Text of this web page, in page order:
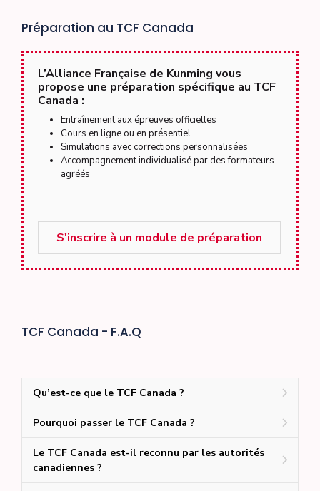
Préparation au TCF Canada
L’Alliance Française de Kunming vous
propose une préparation spécifique au TCF
Canada :
Entraînement aux épreuves officielles
Cours en ligne ou en présentiel
Simulations avec corrections personnalisées
Accompagnement individualisé par des formateurs
agréés
S'inscrire à un module de préparation
TCF Canada - F.A.Q
Qu’est-ce que le TCF Canada ?
Pourquoi passer le TCF Canada ?
Le TCF Canada est-il reconnu par les autorités
canadiennes ?